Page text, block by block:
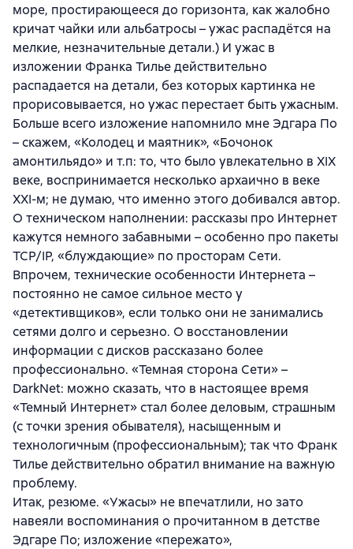
море, простирающееся до горизонта, как жалобно
кричат чайки или альбатросы – ужас распадётся на
мелкие, незначительные детали.) И ужас в
изложении Франка Тилье действительно
распадается на детали, без которых картинка не
прорисовывается, но ужас перестает быть ужасным.
Больше всего изложение напомнило мне Эдгара По
– скажем, «Колодец и маятник», «Бочонок
амонтильядо» и т.п: то, что было увлекательно в XIX
веке, воспринимается несколько архаично в веке
XXI-м; не думаю, что именно этого добивался автор.
О техническом наполнении: рассказы про Интернет
кажутся немного забавными – особенно про пакеты
TCP/IP, «блуждающие» по просторам Сети.
Впрочем, технические особенности Интернета –
постоянно не самое сильное место у
«детективщиков», если только они не занимались
сетями долго и серьезно. О восстановлении
информации с дисков рассказано более
профессионально. «Темная сторона Сети» –
DarkNet: можно сказать, что в настоящее время
«Темный Интернет» стал более деловым, страшным
(с точки зрения обывателя), насыщенным и
технологичным (профессиональным); так что Франк
Тилье действительно обратил внимание на важную
проблему.
Итак, резюме. «Ужасы» не впечатлили, но зато
навеяли воспоминания о прочитанном в детстве
Эдгаре По; изложение «пережато»,